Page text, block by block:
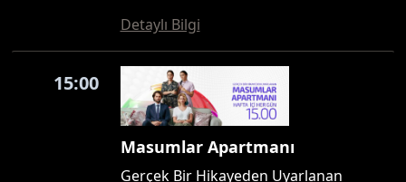
Detaylı Bilgi
15:00
Masumlar Apartmanı
Gerçek Bir Hikayeden Uyarlanan